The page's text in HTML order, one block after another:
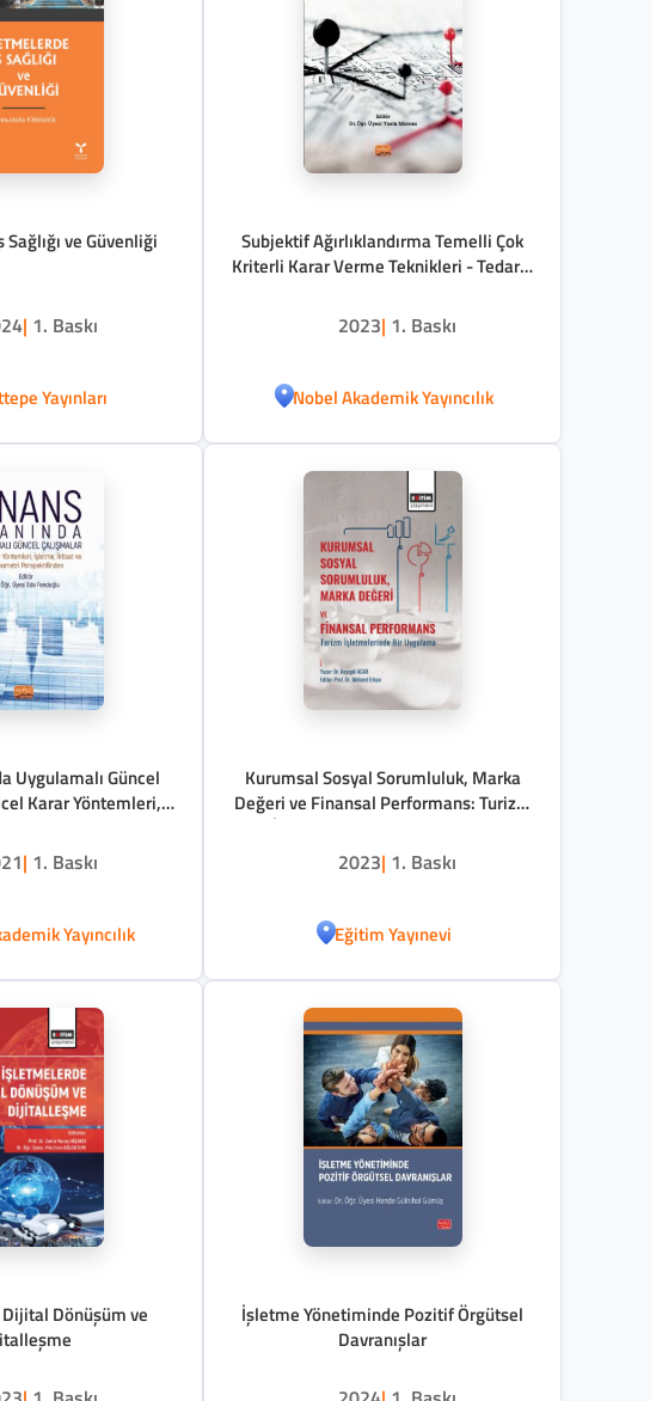
ve Güvenliği
| 1. Baskı
Yayınları
Subjektif Ağırlıklandırma Temelli Çok
Kriterli Karar Verme Teknikleri - Tedarik
2023| 1. Baskı
Nobel Akademik Yayıncılık
Uygulamalı Güncel
Karar Yöntemleri,
ve Ekonometri
| 1. Baskı
Yayıncılık
Kurumsal Sosyal Sorumluluk, Marka
Değeri ve Finansal Performans: Turizm
İşletmelerinde Bir Uygulama
2023| 1. Baskı
Eğitim Yayınevi
Dönüşüm ve
İşletme Yönetiminde Pozitif Örgütsel
Davranışlar